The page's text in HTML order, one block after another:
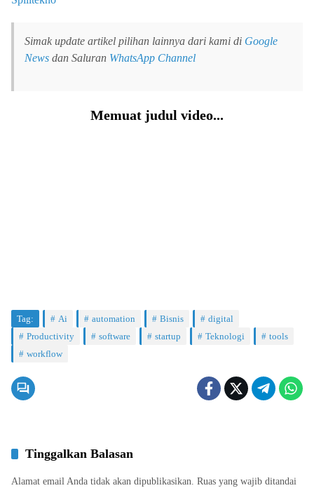
Simak update artikel pilihan lainnya dari kami di Google
News dan Saluran WhatsApp Channel
Memuat judul video...
Tag: Ai automation Bisnis
digital
Productivity
software startup Teknologi
tools
workflow
Tinggalkan Balasan
Alamat email Anda tidak akan dipublikasikan. Ruas yang wajib ditandai